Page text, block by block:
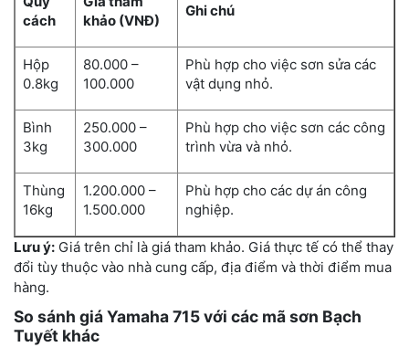
cách
khảo (VNĐ)
Ghi chú
Hộp
0.8kg
80.000 –
100.000
Phù hợp cho việc sơn sửa các
vật dụng nhỏ.
Bình
3kg
250.000 –
300.000
Phù hợp cho việc sơn các công
trình vừa và nhỏ.
Thùng
16kg
1.200.000 –
1.500.000
Phù hợp cho các dự án công
nghiệp.
Lưu ý: Giá trên chỉ là giá tham khảo. Giá thực tế có thể thay
đổi tùy thuộc vào nhà cung cấp, địa điểm và thời điểm mua
hàng.
So sánh giá Yamaha 715 với các mã sơn Bạch
Tuyết khác